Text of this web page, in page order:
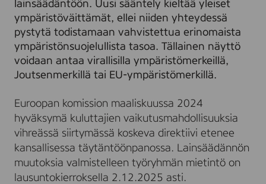
lainsäädäntöön. Uusi sääntely kieltää yleiset
ympäristöväittämät, ellei niiden yhteydessä
pystytä todistamaan vahvistettua erinomaista
ympäristönsuojelullista tasoa. Tällainen näyttö
voidaan antaa virallisilla ympäristömerkeillä,
Joutsenmerkillä tai EU-ympäristömerkillä.
Euroopan komission maaliskuussa 2024
hyväksymä kuluttajien vaikutusmahdollisuuksia
vihreässä siirtymässä koskeva direktiivi etenee
kansallisessa täytäntöönpanossa. Lainsäädännön
muutoksia valmistelleen työryhmän mietintö on
lausuntokierroksella 2.12.2025 asti.